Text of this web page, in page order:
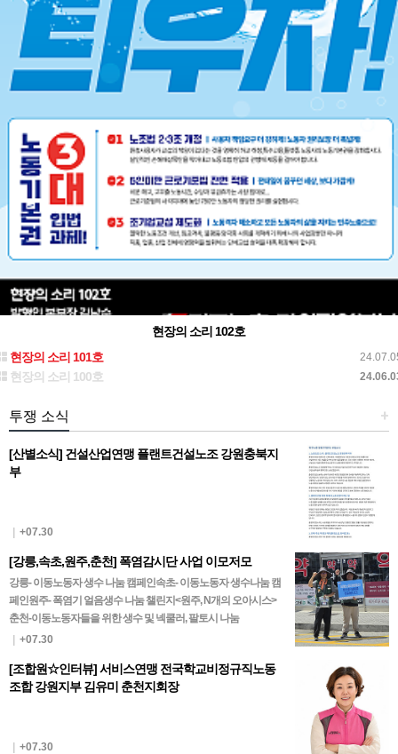
현장의 소리 102호
현장의 소리 101호
현장의 소리 100호
+
투쟁 소식
[산별소식] 건설산업연맹 플랜트건설노조 강원충북지
부
| +07.30
[강릉,속초,원주,춘천] 폭염감시단 사업 이모저모
강릉- 이동노동자 생수 나눔 캠페인속초- 이동노동자 생수나눔 캠
페인원주- 폭염기 얼음생수 나눔 챌린지<원주, N개의 오아시스>
춘천-이동노동자들을 위한 생수 및 넥쿨러, 팔토시 나눔
| +07.30
[조합원☆인터뷰] 서비스연맹 전국학교비정규직노동
조합 강원지부 김유미 춘천지회장
| +07.30